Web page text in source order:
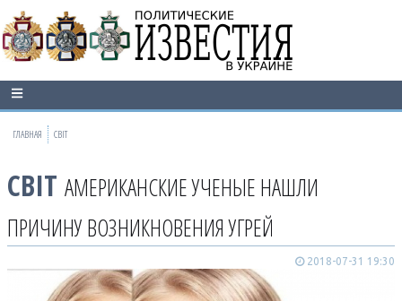
ГЛАВНАЯ СВІТ
СВІТ АМЕРИКАНСКИЕ УЧЕНЫЕ НАШЛИ
ПРИЧИНУ ВОЗНИКНОВЕНИЯ УГРЕЙ
2018-07-31 19:30